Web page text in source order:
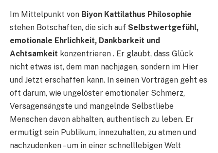
Im Mittelpunkt von Biyon Kattilathus Philosophie
stehen Botschaften, die sich auf Selbstwertgefühl,
emotionale Ehrlichkeit, Dankbarkeit und
Achtsamkeit konzentrieren . Er glaubt, dass Glück
nicht etwas ist, dem man nachjagen, sondern im Hier
und Jetzt erschaffen kann. In seinen Vorträgen geht es
oft darum, wie ungelöster emotionaler Schmerz,
Versagensängste und mangelnde Selbstliebe
Menschen davon abhalten, authentisch zu leben. Er
ermutigt sein Publikum, innezuhalten, zu atmen und
nachzudenken – um in einer schnelllebigen Welt